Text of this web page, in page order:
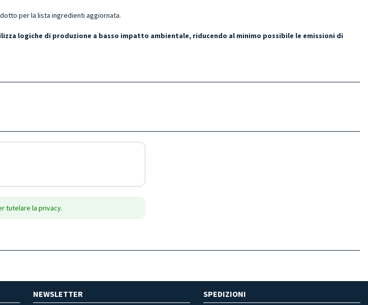
per la lista ingredienti aggiornata.
logiche di produzione a basso impatto ambientale, riducendo al minimo possibile le emissioni di
tutelare la privacy.
NEWSLETTER SPEDIZIONI